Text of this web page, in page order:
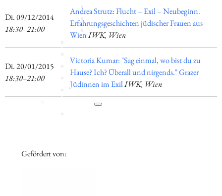
Jubiläumsjahr 80 Jahre IWK
Jubiläumsfeier 75 Jahre IWK
Jubiläumsfeier 70 Jahre IWK
Mitgliedschaft
Vorstand
Tätigkeitsberichte
Vermietung
​Di. 09/12/2014
18:30–21:00
Andrea Strutz: Flucht – Exil – Neubeginn.
Erfahrungsgeschichten jüdischer Frauen aus
WienIWK, Wien
​Di. 20/01/2015
18:30–21:00
Victoria Kumar: "Sag einmal, wo bist du zu
Hause? Ich? Überall und nirgends." Grazer
Jüdinnen im ExilIWK, Wien
Gefördert von: